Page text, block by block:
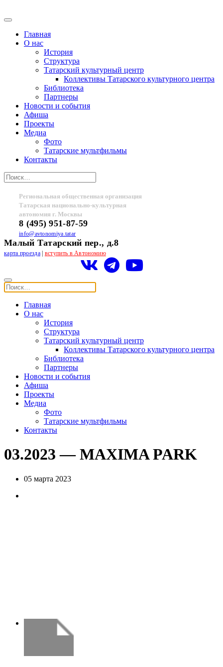
Главная
О нас
История
Структура
Татарский культурный центр
Коллективы Татарского культурного центра
Библиотека
Партнеры
Новости и события
Афиша
Проекты
Медиа
Фото
Татарские мультфильмы
Контакты
Региональная общественная организация
Татарская национально-культурная
автономия г. Москвы
8 (495) 951-87-59
info@avtonomiya.tatar
Малый Татарский пер., д.8
карта проезда| вступить в Автономию
Главная
О нас
История
Структура
Татарский культурный центр
Коллективы Татарского культурного центра
Библиотека
Партнеры
Новости и события
Афиша
Проекты
Медиа
Фото
Татарские мультфильмы
Контакты
03.2023 — MAXIMA PARK
05 марта 2023